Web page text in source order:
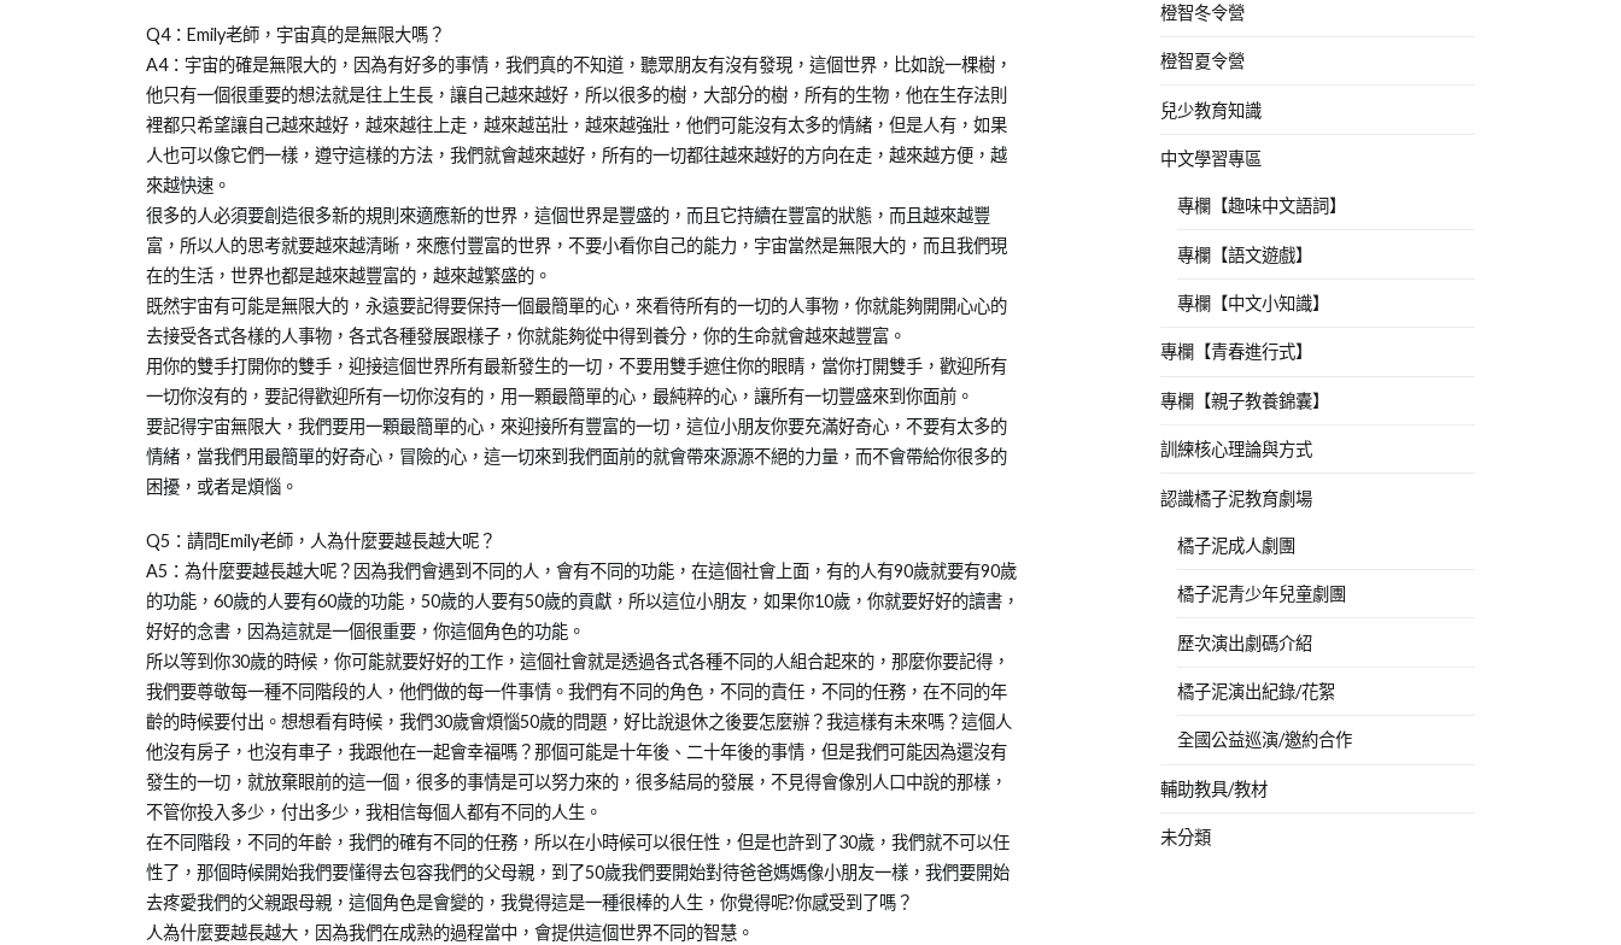
Q4：Emily老師，宇宙真的是無限大嗎？
A4：宇宙的確是無限大的，因為有好多的事情，我們真的不知道，聽眾朋友有沒有發現，這個世界，比如說一棵樹，
他只有一個很重要的想法就是往上生長，讓自己越來越好，所以很多的樹，大部分的樹，所有的生物，他在生存法則
裡都只希望讓自己越來越好，越來越往上走，越來越茁壯，越來越強壯，他們可能沒有太多的情緒，但是人有，如果
人也可以像它們一樣，遵守這樣的方法，我們就會越來越好，所有的一切都往越來越好的方向在走，越來越方便，越
來越快速。
很多的人必須要創造很多新的規則來適應新的世界，這個世界是豐盛的，而且它持續在豐富的狀態，而且越來越豐
富，所以人的思考就要越來越清晰，來應付豐富的世界，不要小看你自己的能力，宇宙當然是無限大的，而且我們現
在的生活，世界也都是越來越豐富的，越來越繁盛的。
既然宇宙有可能是無限大的，永遠要記得要保持一個最簡單的心，來看待所有的一切的人事物，你就能夠開開心心的
去接受各式各樣的人事物，各式各種發展跟樣子，你就能夠從中得到養分，你的生命就會越來越豐富。
用你的雙手打開你的雙手，迎接這個世界所有最新發生的一切，不要用雙手遮住你的眼睛，當你打開雙手，歡迎所有
一切你沒有的，要記得歡迎所有一切你沒有的，用一顆最簡單的心，最純粹的心，讓所有一切豐盛來到你面前。
要記得宇宙無限大，我們要用一顆最簡單的心，來迎接所有豐富的一切，這位小朋友你要充滿好奇心，不要有太多的
情緒，當我們用最簡單的好奇心，冒險的心，這一切來到我們面前的就會帶來源源不絕的力量，而不會帶給你很多的
困擾，或者是煩惱。
Q5：請問Emily老師，人為什麼要越長越大呢？
A5：為什麼要越長越大呢？因為我們會遇到不同的人，會有不同的功能，在這個社會上面，有的人有90歲就要有90歲
的功能，60歲的人要有60歲的功能，50歲的人要有50歲的貢獻，所以這位小朋友，如果你10歲，你就要好好的讀書，
好好的念書，因為這就是一個很重要，你這個角色的功能。
所以等到你30歲的時候，你可能就要好好的工作，這個社會就是透過各式各種不同的人組合起來的，那麼你要記得，
我們要尊敬每一種不同階段的人，他們做的每一件事情。我們有不同的角色，不同的責任，不同的任務，在不同的年
齡的時候要付出。想想看有時候，我們30歲會煩惱50歲的問題，好比說退休之後要怎麼辦？我這樣有未來嗎？這個人
他沒有房子，也沒有車子，我跟他在一起會幸福嗎？那個可能是十年後、二十年後的事情，但是我們可能因為還沒有
發生的一切，就放棄眼前的這一個，很多的事情是可以努力來的，很多結局的發展，不見得會像別人口中說的那樣，
不管你投入多少，付出多少，我相信每個人都有不同的人生。
在不同階段，不同的年齡，我們的確有不同的任務，所以在小時候可以很任性，但是也許到了30歲，我們就不可以任
性了，那個時候開始我們要懂得去包容我們的父母親，到了50歲我們要開始對待爸爸媽媽像小朋友一樣，我們要開始
去疼愛我們的父親跟母親，這個角色是會變的，我覺得這是一種很棒的人生，你覺得呢?你感受到了嗎？
人為什麼要越長越大，因為我們在成熟的過程當中，會提供這個世界不同的智慧。
橙智冬令營
橙智夏令營
兒少教育知識
中文學習專區
專欄【趣味中文語詞】
專欄【語文遊戲】
專欄【中文小知識】
專欄【青春進行式】
專欄【親子教養錦囊】
訓練核心理論與方式
認識橘子泥教育劇場
橘子泥成人劇團
橘子泥青少年兒童劇團
歷次演出劇碼介紹
橘子泥演出紀錄/花絮
全國公益巡演/邀約合作
輔助教具/教材
未分類